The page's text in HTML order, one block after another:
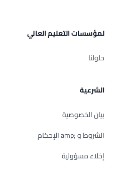
لمؤسسات التعليم العالي
حلولنا
الشرعية
بيان الخصوصية
الشروط و ;amp الإحكام
إخلاء مسؤولية